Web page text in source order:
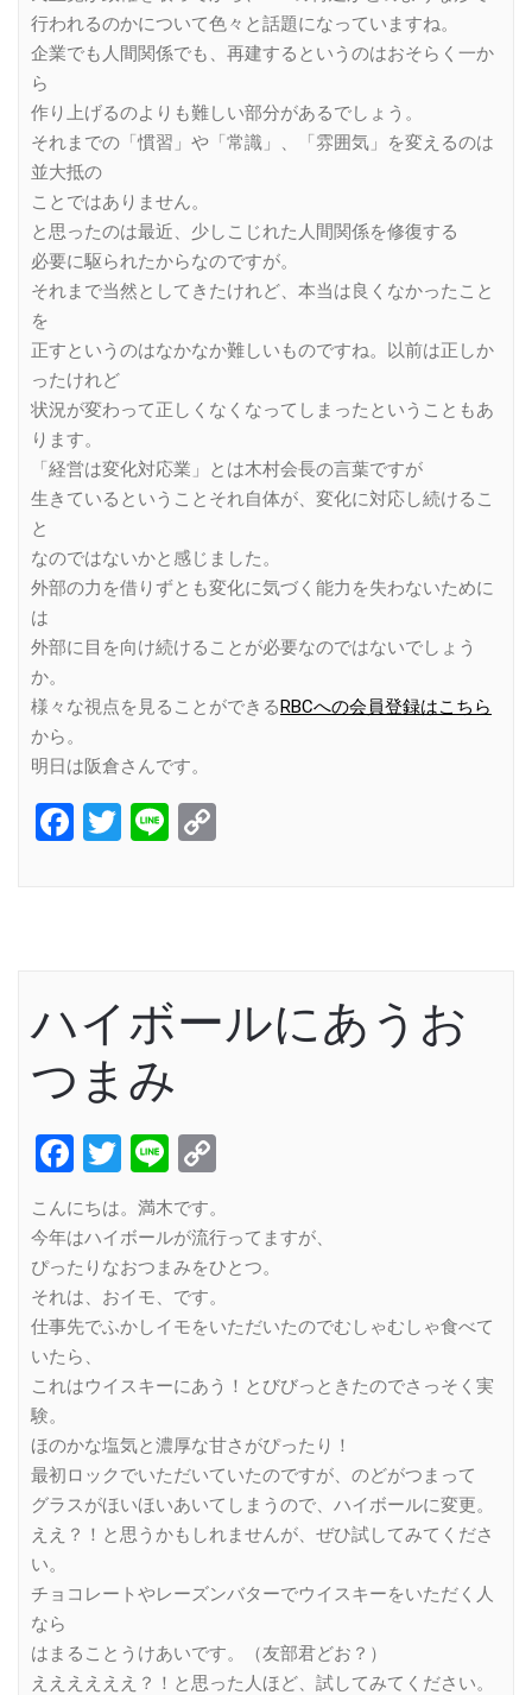
行われるのかについて色々と話題になっていますね。
企業でも人間関係でも、再建するというのはおそらく一か
ら
作り上げるのよりも難しい部分があるでしょう。
それまでの「慣習」や「常識」、「雰囲気」を変えるのは
並大抵の
ことではありません。
と思ったのは最近、少しこじれた人間関係を修復する
必要に駆られたからなのですが。
それまで当然としてきたけれど、本当は良くなかったこと
を
正すというのはなかなか難しいものですね。以前は正しか
ったけれど
状況が変わって正しくなくなってしまったということもあ
ります。
「経営は変化対応業」とは木村会長の言葉ですが
生きているということそれ自体が、変化に対応し続けるこ
と
なのではないかと感じました。
外部の力を借りずとも変化に気づく能力を失わないために
は
外部に目を向け続けることが必要なのではないでしょう
か。
様々な視点を見ることができるRBCへの会員登録はこちら
から。
明日は阪倉さんです。
Facebook
Twitter
Line
ハイボールにあうお
つまみ
Facebook
Twitter
Line
こんにちは。満木です。
今年はハイボールが流行ってますが、
ぴったりなおつまみをひとつ。
それは、おイモ、です。
仕事先でふかしイモをいただいたのでむしゃむしゃ食べて
いたら、
これはウイスキーにあう！とびびっときたのでさっそく実
験。
ほのかな塩気と濃厚な甘さがぴったり！
最初ロックでいただいていたのですが、のどがつまって
グラスがほいほいあいてしまうので、ハイボールに変更。
ええ？！と思うかもしれませんが、ぜひ試してみてくださ
い。
チョコレートやレーズンバターでウイスキーをいただく人
なら
はまることうけあいです。（友部君どお？）
ええええええ？！と思った人ほど、試してみてください。